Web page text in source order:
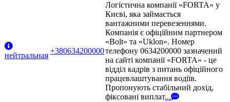
нейтральная
+380634200000
Логістична компанії «FORTA» у
Києві, яка займається
вантажними перевезеннями.
Компанія є офіційним партнером
«Bolt» та «Uklon». Номер
телефону 0634200000 зазначений
на сайті компанії «FORTA» - це
відділ кадрів з питань офіційного
працевлаштування водіїв.
Пропонують стабільний дохід,
фіксовані виплат...